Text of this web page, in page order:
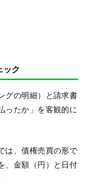
ック
グの明細）と請求書
ったか」を客観的に
は、債権売買の形で
、金額（円）と日付